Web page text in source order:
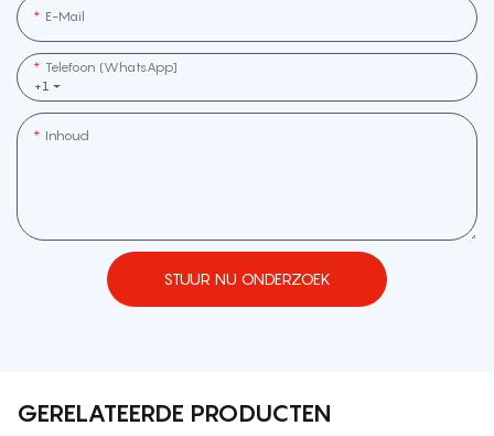
E-Mail
+1
Telefoon (WhatsApp]
Inhoud
STUUR NU ONDERZOEK
GERELATEERDE PRODUCTEN